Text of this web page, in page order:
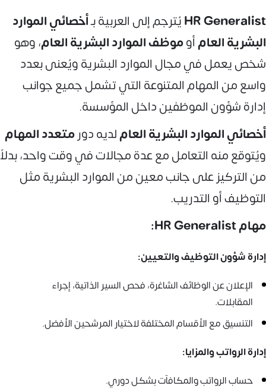
HR Generalistيُترجم إلى العربية بـأخصائي الموارد
البشرية العامأوموظف الموارد البشرية العام، وهو
شخص يعمل في مجال الموارد البشرية ويُعنى بعدد
واسع من المهام المتنوعة التي تشمل جميع جوانب
إدارة شؤون الموظفين داخل المؤسسة.
أخصائي الموارد البشرية العاملديه دورمتعدد المهام
ويُتوقع منه التعامل مع عدة مجالات في وقت واحد، بدلاً
من التركيز على جانب معين من الموارد البشرية مثل
التوظيف أو التدريب.
مهام HR Generalist:
إدارة شؤون التوظيف والتعيين:
الإعلان عن الوظائف الشاغرة، فحص السير الذاتية، إجراء
المقابلات.
التنسيق مع الأقسام المختلفة لاختيار المرشحين الأفضل.
إدارة الرواتب والمزايا:
حساب الرواتب والمكافآت بشكل دوري.